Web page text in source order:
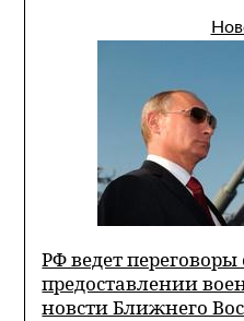
РФ ведет переговоры
предоставлении
новсти Ближнего